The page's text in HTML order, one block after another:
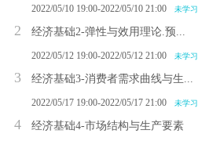
2022/05/10 19:00-2022/05/10 21:00 未学习
2 经济基础2-弹性与效用理论.预...
2022/05/12 19:00-2022/05/12 21:00 未学习
3 经济基础3-消费者需求曲线与生...
2022/05/17 19:00-2022/05/17 21:00 未学习
4 经济基础4-市场结构与生产要素